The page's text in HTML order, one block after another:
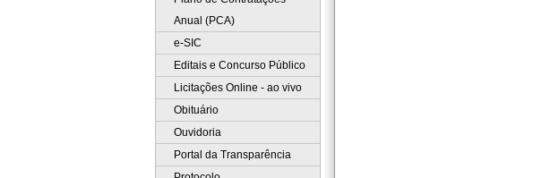
Anual (PCA)
e-SIC
Editais e Concurso Público
Licitações Online - ao vivo
Obituário
Ouvidoria
Portal da Transparência